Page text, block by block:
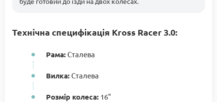
Технічна специфікація Kross Racer 3.0:
Рама: Сталева
Вилка: Сталева
Розмір колеса: 16"